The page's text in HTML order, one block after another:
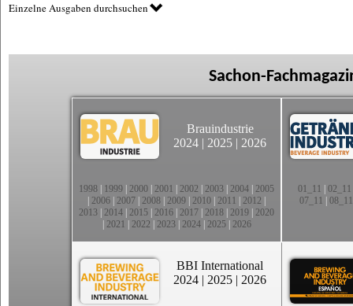
Einzelne Ausgaben durchsuchen
Sachon-
Brauindustrie
2024 | 2025 | 2026
1998 1999 2000 2001 2002 2003 2004 2005
2006 2007 2008 2009 2010 2011 2012
2013 2014 2015 2016 2017 2018 2019 2020
2021 2022 2023| 2024| 2025| 2026
01_11 02_11
07_11
08_11
BBI International
2024 | 2025 | 2026